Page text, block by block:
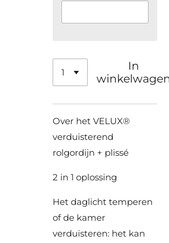
In
Over het VELUX®
verduisterend
rolgordijn + plissé
2 in 1 oplossing
Het daglicht temperen
of de kamer
verduisteren: het kan